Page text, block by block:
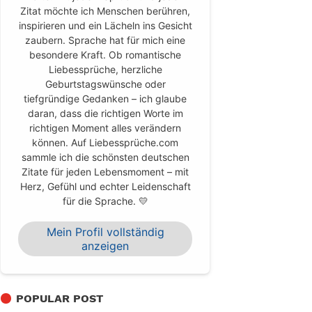
Zitat möchte ich Menschen berühren,
inspirieren und ein Lächeln ins Gesicht
zaubern. Sprache hat für mich eine
besondere Kraft. Ob romantische
Liebessprüche, herzliche
Geburtstagswünsche oder
tiefgründige Gedanken – ich glaube
daran, dass die richtigen Worte im
richtigen Moment alles verändern
können. Auf Liebessprüche.com
sammle ich die schönsten deutschen
Zitate für jeden Lebensmoment – mit
Herz, Gefühl und echter Leidenschaft
für die Sprache. 💛
Mein Profil vollständig
anzeigen
POPULAR POST